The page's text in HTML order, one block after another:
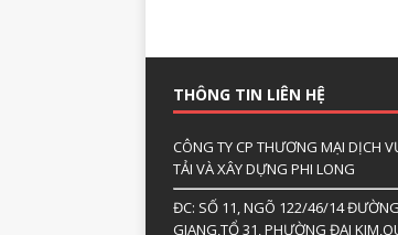
THÔNG TIN LIÊN HỆ
CÔNG TY CP THƯƠNG MẠI DỊCH
TẢI VÀ XÂY DỰNG PHI LONG
ĐC: SỐ 11, NGÕ 122/46/14
GIANG,TỔ 31, PHƯỜNG ĐẠI